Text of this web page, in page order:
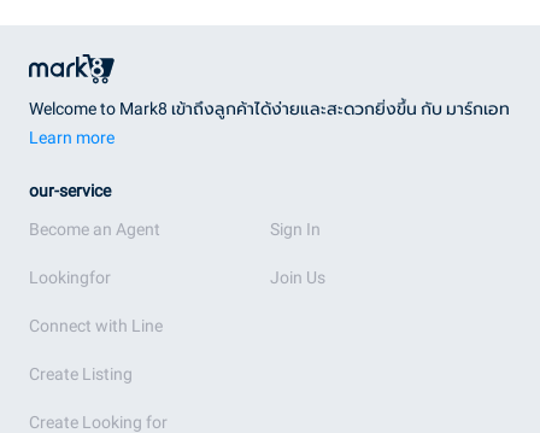
Welcome to Mark8 เข้าถึงลูกค้าได้ง่ายและสะดวกยิ่งขึ้น กับ มาร์กเอท
Learn more
our-service
Become an Agent
Lookingfor
Connect with Line
Create Listing
Create Looking for
Sign In
Join Us